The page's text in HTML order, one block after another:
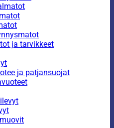
ja tarvikkeet
ja patjansuojat